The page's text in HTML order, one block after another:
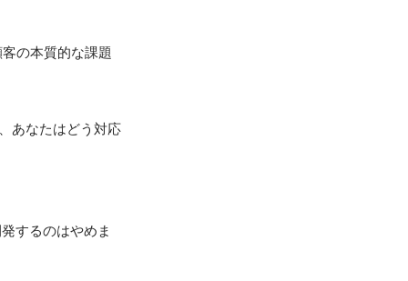
の本質的な課題
あなたはどう対応
するのはやめま